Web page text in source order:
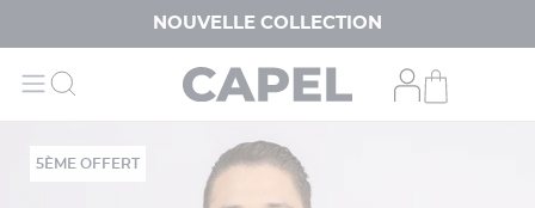
NOUVELLE COLLECTION
5ÈME OFFERT